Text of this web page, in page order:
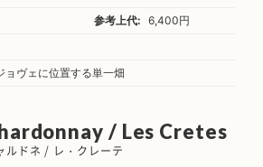
参考上代:
6,400円
ョヴェに位置する単一畑
/ Les Cretes
ルドネ / レ・クレーテ